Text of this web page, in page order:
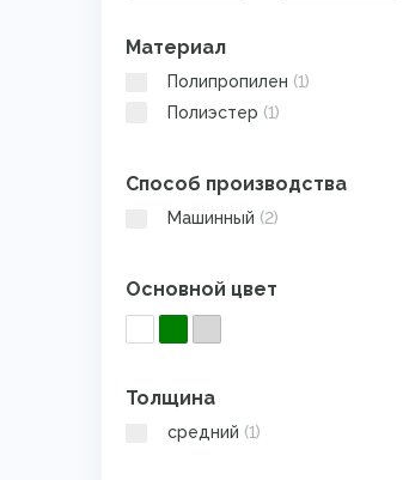
Материал
Полипропилен (1)
Полиэстер (1)
Способ производства
Машинный (2)
Основной цвет
Толщина
средний (1)